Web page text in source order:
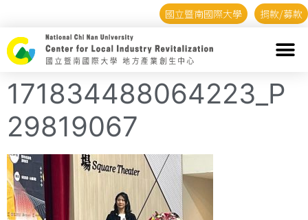
國立暨南國際大學 捐款/募款
171834488064223_P
29819067